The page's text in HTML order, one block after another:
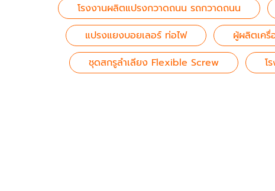
โรงงานผลิตแปรงกวาดถนน รถกวาดถนน
แปรงแยงบอยเลอร์ ท่อไฟ
ผู้ผลิตเค
ชุดสกรูลำเลียง Flexible Screw
โ